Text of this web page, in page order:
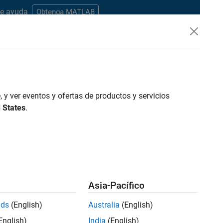
ayuda Obtenga MATLAB
and Operations Office and Administrative Services
para encontrar todos los empleos en su zona.
ver eventos y ofertas de productos y servicios
States.
(English)
Asia-Pacífico
Australia (English)
India (English)